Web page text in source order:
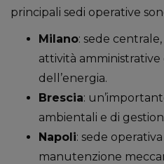
principali sedi operative
Milano: sede
attività amministrative
dell’energia.
Brescia:
ambientali e di
Napoli: sede
manutenzione